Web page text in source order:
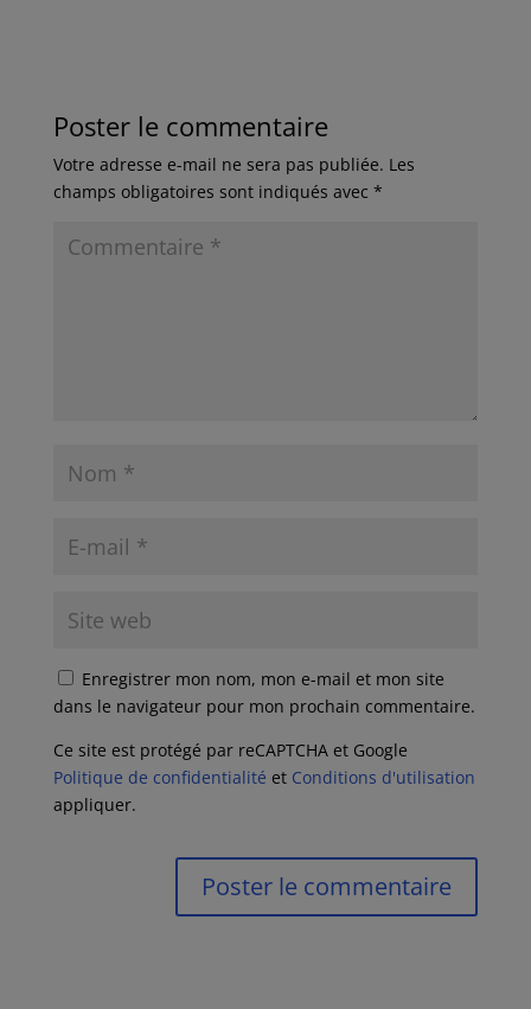
Poster le commentaire
Votre adresse e-mail ne sera pas publiée. Les
champs obligatoires sont indiqués avec *
Enregistrer mon nom, mon e-mail et mon site
dans le navigateur pour mon prochain commentaire.
Ce site est protégé par reCAPTCHA et Google
Politique de confidentialité et Conditions d'utilisation
appliquer.